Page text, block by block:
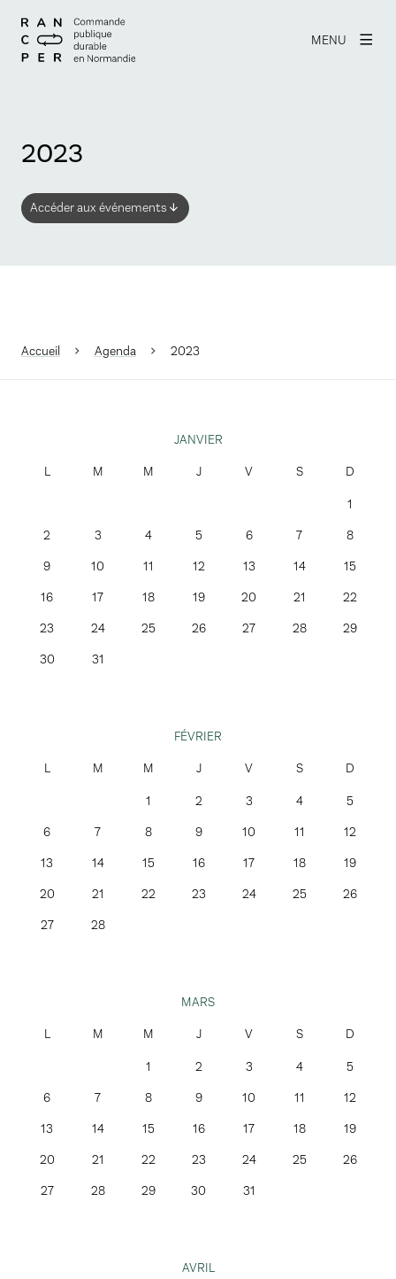
MENU
2023
Accéder aux événements
Accueil Agenda 2023
JANVIER
1
2
3 4 5 6 7
8
9
10 11 12 13 14
15
16
17 18 19 20 21
22
23
24 25 26 27 28
29
30
31
FÉVRIER
1 2 3 4
5
6
7 8 9 10 11
12
13
14 15 16 17 18
19
20
21 22 23 24 25
26
27
28
MARS
1 2 3 4
5
6
7 8 9 10 11
12
13
14 15 16 17 18
19
20
21 22 23 24 25
26
27
28 29 30 31
AVRIL